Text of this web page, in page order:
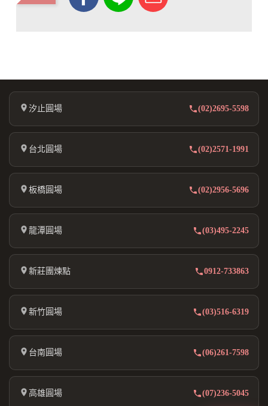
汐止圓場 (02)2695-5598
台北圓場 (02)2571-1991
板橋圓場 (02)2956-5696
龍潭圓場 (03)495-2245
新莊團煉點 0912-733863
新竹圓場 (03)516-6319
台南圓場 (06)261-7598
高雄圓場 (07)236-5045